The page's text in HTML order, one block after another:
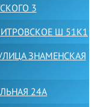
3
Ш 51К1
ЗНАМЕНСКАЯ
24А